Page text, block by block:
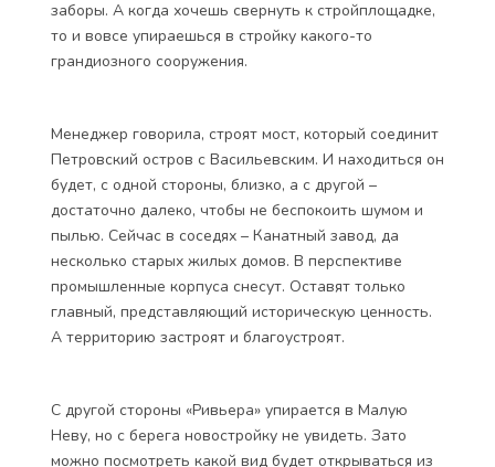
После разговора с менеджером на Васильевском
острове, я отправилась на Петровский. Она не раз
повторила мне, что место очень удачное, «если не
И я бы согласилась, не будь остров таким…
промышленным. Это видно даже на карте. Большую
часть территории занимают серые зоны заводов и
складов. Бывших, но всё же. Да, здесь есть и парк, и
яхт-клуб, и дорогие рестораны, но всё же по дороге
к «Петровской ривьере» видишь только серые
заборы. А когда хочешь свернуть к стройплощадке,
то и вовсе упираешься в стройку какого-то
грандиозного сооружения.
Менеджер говорила, строят мост, который соединит
Петровский остров с Васильевским. И находиться он
будет, с одной стороны, близко, а с другой –